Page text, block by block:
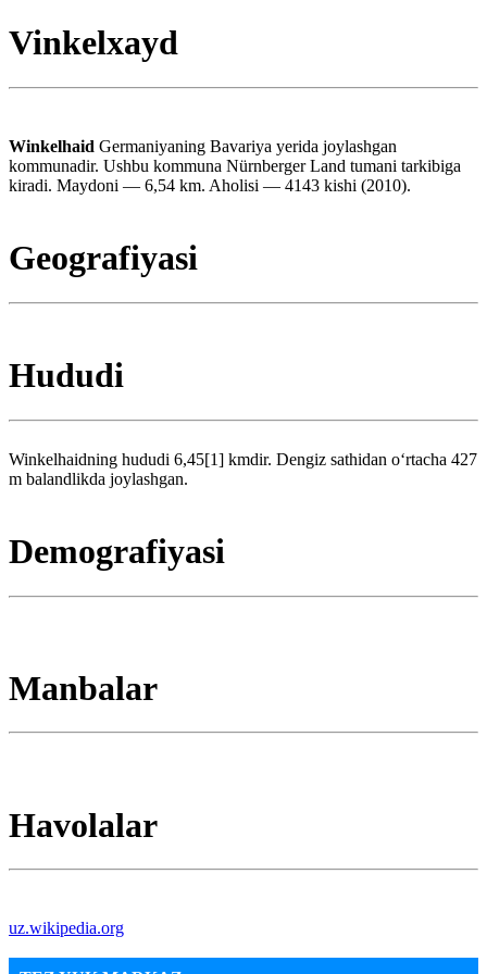
Vinkelxayd
Winkelhaid Germaniyaning Bavariya yerida joylashgan
kommunadir. Ushbu kommuna Nürnberger Land tumani tarkibiga
kiradi. Maydoni — 6,54 km. Aholisi — 4143 kishi (2010).
Geografiyasi
Hududi
Winkelhaidning hududi 6,45[1] kmdir. Dengiz sathidan oʻrtacha 427
m balandlikda joylashgan.
Demografiyasi
Manbalar
Havolalar
uz.wikipedia.org